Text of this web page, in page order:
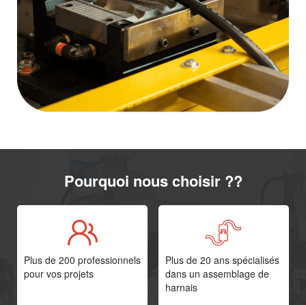
Pourquoi nous choisir ??
Plus de 200 professionnels
pour vos projets
Plus de 20 ans spécialisés
dans un assemblage de
harnais